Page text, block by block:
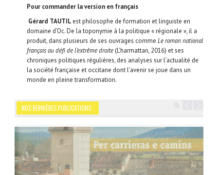
Pour commander la version en français
Gérard TAUTIL est philosophe de formation et linguiste en
domaine d’Oc. De la toponymie à la politique « régionale », il a
produit, dans plusieurs de ses ouvrages comme Le roman national
français au défi de l’extrême droite (L’harmattan, 2016) et ses
chroniques politiques régulières, des analyses sur l’actualité de
la société française et occitane dont l’avenir se joue dans un
monde en pleine transformation.
NOS DERNIÈRES PUBLICATIONS :
Navigation